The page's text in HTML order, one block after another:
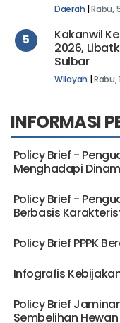
Daerah |Rabu,
5
Kakanwil
2026,
Sulbar
Wilayah |Rabu,
INFORMASI
Policy Brief -
Menghadapi
Policy Brief -
Berbasis
Policy Brief PPPK
Infografis
Policy Brief
Sembelihan Hewan